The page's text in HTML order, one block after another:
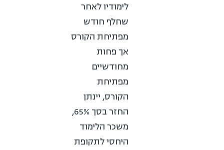
לימודיו לאחר
שחלף חודש
מפתיחת הקורס
אך פחות
מחודשיים
מפתיחת
הקורס, יינתן
החזר בסך 65%,
משכר הלימוד
היחסי לתקופת